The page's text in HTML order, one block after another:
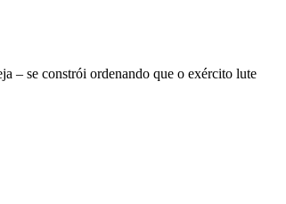
– se constrói ordenando que o exército lute